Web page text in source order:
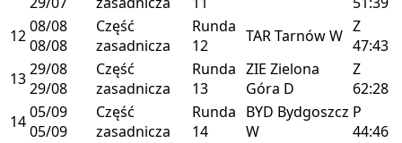
1208/08
08/08
Część
zasadnicza
Runda
12
TARTarnówW Z
47:43
1329/08
29/08
Część
zasadnicza
Runda
13
ZIE Zielona
Góra D
Z
62:28
1405/09
05/09
Część
zasadnicza
Runda
14
BYD Bydgoszcz
W
P
44:46